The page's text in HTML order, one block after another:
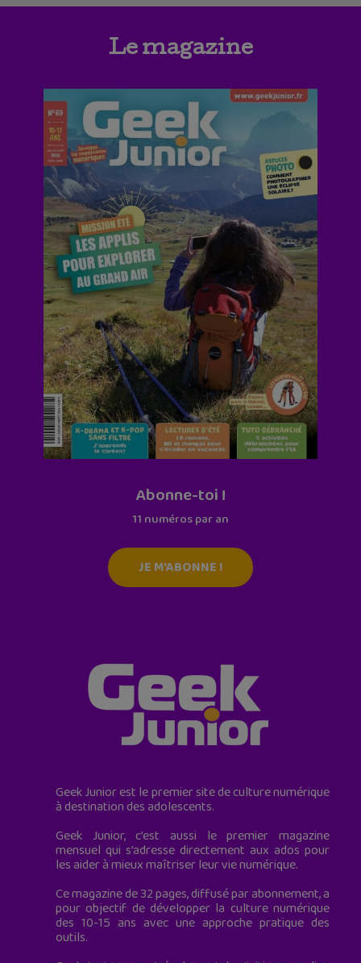
Le magazine
Abonne-toi !
11 numéros par an
JE M'ABONNE !
Geek Junior est le premier site de culture numérique
à destination des adolescents.
Geek Junior, c’est aussi le premier magazine
mensuel qui s’adresse directement aux ados pour
les aider à mieux maîtriser leur vie numérique.
Ce magazine de 32 pages, diffusé par abonnement, a
pour objectif de développer la culture numérique
des 10-15 ans avec une approche pratique des
outils.